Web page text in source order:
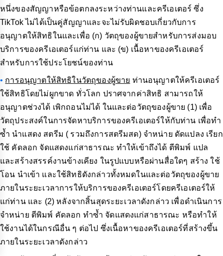
หนึ่งของสัญญาหรือข้อตกลงระหว่างท่านและครีเอเตอร์ ซึ่ง
TikTok ไม่ได้เป็นคู่สัญญาและจะไม่รับผิดชอบเกี่ยวกับการ
อนุญาตให้สิทธิในและเพื่อ (ก) วัตถุของผู้ขายสำหรับการส่งมอบ
บริการของครีเอเตอร์แก่ท่าน และ (ข) เนื้อหาของครีเอเตอร์
สำหรับการใช้ประโยชน์ของท่าน
• การอนุญาตให้สิทธิในวัตถุของผู้ขาย ท่านอนุญาตให้ครีเอเตอร์
ใช้สิทธิโดยไม่ผูกขาด ทั่วโลก ปราศจากค่าสิทธิ สามารถให้
อนุญาตช่วงได้ เพิกถอนไม่ได้ ในและต่อวัตถุของผู้ขาย (1) เพื่อ
วัตถุประสงค์ในการจัดหาบริการของครีเอเตอร์ให้กับท่าน เพื่อทำ
ซ้ำ นำแสดง สตรีม ( รวมถึงการสตรีมสด) จำหน่าย ดัดแปลง เรียก
ใช้ คัดลอก จัดแสดงแก่สาธารณะ ทำให้เข้าถึงได้ ตีพิมพ์ แปล
และสร้างสรรค์งานข้างเคียง ในรูปแบบหรือผ่านสื่อใดๆ สร้าง ใช้
โอน นำเข้า และใช้สิทธิดังกล่าวทั้งหมดในและต่อวัตถุของผู้ขาย
ภายในระยะเวลาการให้บริการของครีเอเตอร์โดยครีเอเตอร์ให้
แก่ท่าน และ (2) หลังจากสิ้นสุดระยะเวลาดังกล่าว เพื่อดำเนินการ
จำหน่าย ตีพิมพ์ คัดลอก ทำซ้ำ จัดแสดงแก่สาธารณะ หรือทำให้
ใช้งานได้ในกรณีอื่น ๆ ต่อไป ซึ่งเนื้อหาของครีเอเตอร์ที่สร้างขึ้น
ภายในระยะเวลาดังกล่าว